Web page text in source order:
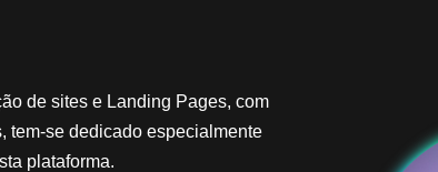
de sites e Landing Pages, com
tem-se dedicado especialmente
plataforma.